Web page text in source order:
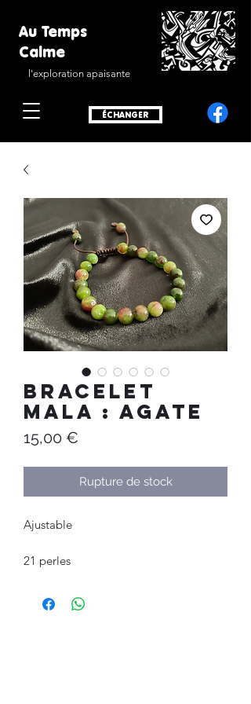
Au Temps
Calme
l'exploration apaisante
ÉCHANGER
Bracelet
Mala : Agate
15,00 €
Rupture de stock
Ajustable
21 perles